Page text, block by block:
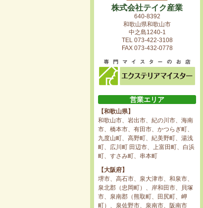
株式会社テイク産業
640-8392
和歌山県和歌山市
中之島1240-1
TEL 073-422-3108
FAX 073-432-0778
営業エリア
【和歌山県】
和歌山市、岩出市、紀の川市、海南
市、橋本市、有田市、かつらぎ町、
九度山町、高野町、紀美野町、湯浅
町、広川町 田辺市、上富田町、白浜
町、すさみ町、串本町
【大阪府】
堺市、高石市、泉大津市、和泉市、
泉北郡（忠岡町）、岸和田市、貝塚
市、泉南郡（熊取町、田尻町、岬
町）、泉佐野市、泉南市、阪南市